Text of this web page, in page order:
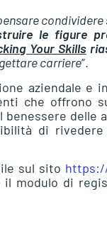
le figure
Your Skills
carriere”.
aziendale e
che offrono
benessere
di
sul sito
il modulo di